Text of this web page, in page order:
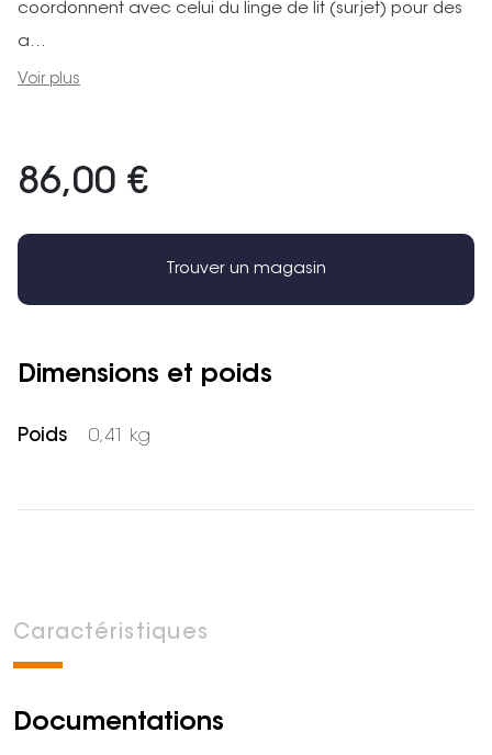
coordonnent avec celui du linge de lit (surjet) pour des
a...
Voir plus
86,00 €
Trouver un magasin
Dimensions et poids
Poids 0,41 kg
Caractéristiques
Documentations